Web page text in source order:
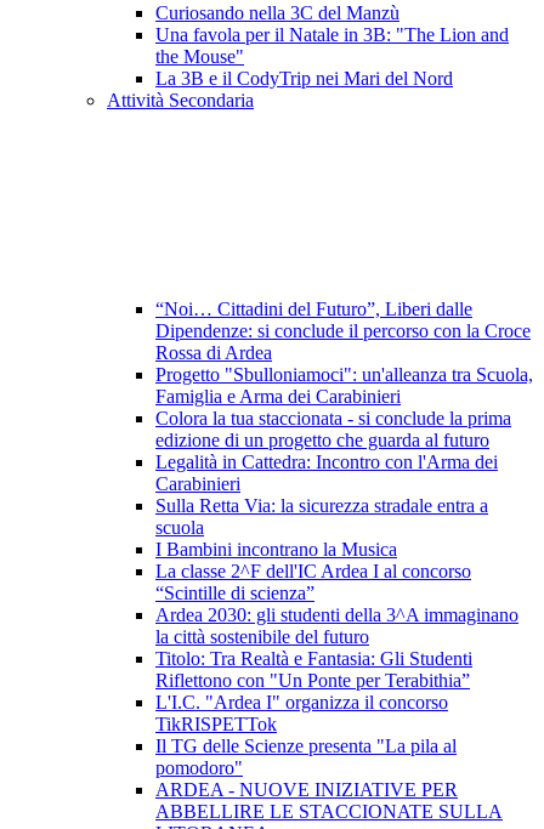
Curiosando nella 3C del Manzù
Una favola per il Natale in 3B: "The Lion and
the Mouse"
La 3B e il CodyTrip nei Mari del Nord
Attività Secondaria
“Noi… Cittadini del Futuro”, Liberi dalle
Dipendenze: si conclude il percorso con la Croce
Rossa di Ardea
Progetto "Sbulloniamoci": un'alleanza tra Scuola,
Famiglia e Arma dei Carabinieri
Colora la tua staccionata - si conclude la prima
edizione di un progetto che guarda al futuro
Legalità in Cattedra: Incontro con l'Arma dei
Carabinieri
Sulla Retta Via: la sicurezza stradale entra a
scuola
I Bambini incontrano la Musica
La classe 2^F dell'IC Ardea I al concorso
“Scintille di scienza”
Ardea 2030: gli studenti della 3^A immaginano
la città sostenibile del futuro
Titolo: Tra Realtà e Fantasia: Gli Studenti
Riflettono con "Un Ponte per Terabithia”
L'I.C. "Ardea I" organizza il concorso
TikRISPETTok
Il TG delle Scienze presenta "La pila al
pomodoro"
ARDEA - NUOVE INIZIATIVE PER
ABBELLIRE LE STACCIONATE SULLA